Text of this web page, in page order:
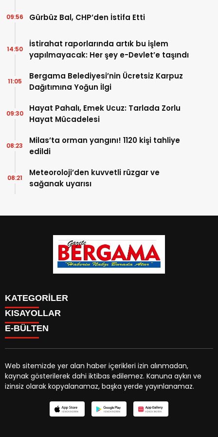
Gürbüz Bal, CHP’den İstifa Etti
09:56
İstirahat raporlarında artık bu işlem
yapılmayacak: Her şey e-Devlet’e taşındı
14:50
Bergama Belediyesi’nin Ücretsiz Karpuz
Dağıtımına Yoğun İlgi
11:05
Hayat Pahalı, Emek Ucuz: Tarlada Zorlu
Hayat Mücadelesi
09:30
Milas’ta orman yangını! 1120 kişi tahliye
edildi
08:23
Meteoroloji’den kuvvetli rüzgar ve
sağanak uyarısı
08:21
KATEGORİLER
CANLI YAYIN
BURÇLAR
CANLI SONUÇLAR
HAVA DURUMU
CANLI TV
FİRMA REHBERİ
KISAYOLLAR
Menü seçimi yapın. WP-ADMIN → Görünüm → Menüler
sayfasından menü eşleştirmesi yapınız.
E-BÜLTEN
gazetebergama.com.tre-bültenine abone olarak,
tarafınıza haber, duyuru ve kampanya içerikli e-postaların
gönderilmesini kabul etmiş olursunuz.
Web sitemizde yer alan haber içerikleri izin alınmadan,
kaynak gösterilerek dahi iktibas edilemez. Kanuna aykırı ve
izinsiz olarak kopyalanamaz, başka yerde yayınlanamaz.